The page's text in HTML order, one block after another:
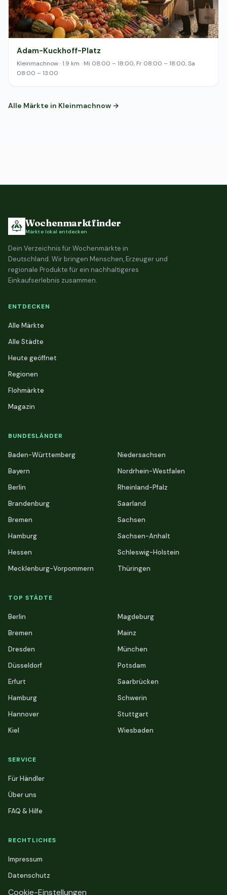
Adam-Kuckhoff-Platz
Kleinmachnow · 1.9 km · Mi 08:00 – 18:00, Fr 08:00 – 18:00, Sa
08:00 – 13:00
Alle Märkte in Kleinmachnow →
Wochenmarktfinder
Märkte lokal entdecken
Dein Verzeichnis für Wochenmärkte in
Deutschland. Wir bringen Menschen, Erzeuger und
regionale Produkte für ein nachhaltigeres
Einkaufserlebnis zusammen.
ENTDECKEN
Alle Märkte
Alle Städte
Heute geöffnet
Regionen
Flohmärkte
Magazin
BUNDESLÄNDER
Baden-Württemberg
Bayern
Berlin
Brandenburg
Bremen
Hamburg
Hessen
Mecklenburg-Vorpommern
Niedersachsen
Nordrhein-Westfalen
Rheinland-Pfalz
Saarland
Sachsen
Sachsen-Anhalt
Schleswig-Holstein
Thüringen
TOP STÄDTE
Berlin
Bremen
Dresden
Düsseldorf
Erfurt
Hamburg
Hannover
Kiel
Magdeburg
Mainz
München
Potsdam
Saarbrücken
Schwerin
Stuttgart
Wiesbaden
SERVICE
Für Händler
Über uns
FAQ & Hilfe
RECHTLICHES
Impressum
Datenschutz
Cookie-Einstellungen